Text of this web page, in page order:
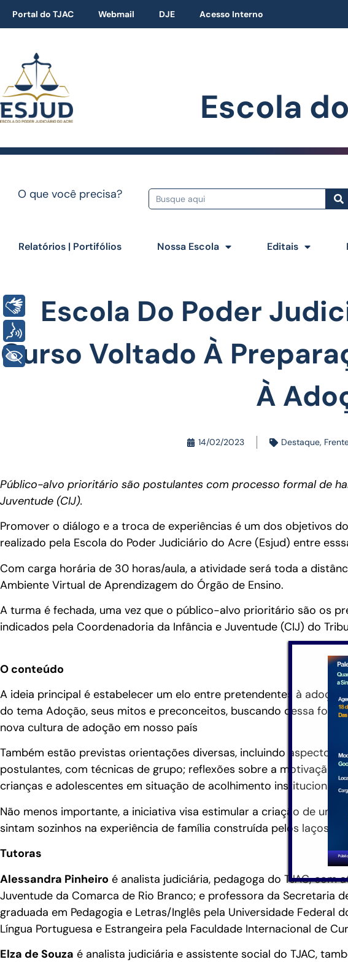
Portal do TJAC Webmail DJE Acesso Interno
Escola
O que você precisa?
Relatórios | Portifólios Nossa Escola Editais
Escola Do Poder
Curso Voltado À
À
14/02/2023 Destaque,
Público-alvo prioritário são postulantes com processo formal de
Juventude (CIJ).
Promover o diálogo e a troca de experiências é um dos objetivos
realizado pela Escola do Poder Judiciário do Acre (Esjud) entre
Com carga horária de 30 horas/aula, a atividade será toda a
Ambiente Virtual de Aprendizagem do Órgão de Ensino.
A turma é fechada, uma vez que o público-alvo prioritário são os
indicados pela Coordenadoria da Infância e Juventude (CIJ) do
O conteúdo
A ideia principal é estabelecer um elo entre pretendentes à
do tema Adoção, seus mitos e preconceitos, buscando dessa
nova cultura de adoção em nosso país
Também estão previstas orientações diversas, incluindo aspectos
postulantes, com técnicas de grupo; reflexões sobre a motivação
crianças e adolescentes em situação de acolhimento institucional.
Não menos importante, a iniciativa visa estimular a criação de
sintam sozinhos na experiência de família construída pelos laços de
Tutoras
Alessandra Pinheiro é analista judiciária, pedagoga do TJAC, com
Juventude da Comarca de Rio Branco; e professora da Secretaria
graduada em Pedagogia e Letras/Inglês pela Universidade Federal
Língua Portuguesa e Estrangeira pela Faculdade Internacional de
Elza de Souza é analista judiciária e assistente social do TJAC,
Libras
+ Acessibilidade